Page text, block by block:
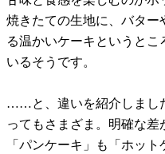
焼きたての生地に、バタ
る温かいケーキというと
いるそうです。
……と、違いを紹介しまし
ってもさまざま。明確な差
「パンケーキ」も「ホッ